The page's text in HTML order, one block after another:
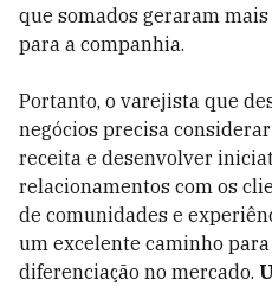
que somados geraram
para a companhia.
Portanto, o varejista que
negócios precisa
receita e desenvolver
relacionamentos com os
de comunidades e
um excelente caminho
diferenciação no mercado.